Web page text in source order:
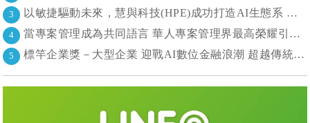
3 以敏捷驅動未來，慧與科技(HPE)成功打造AI生態系 大型敏捷(LeSS)海納百川，讓複雜變簡單
4 當專案管理成為共同語言 華人專案管理界最高榮耀引領的變革時代
5 標竿企業獎－大型企業 迎戰AI數位金融浪潮 超越傳統的組織再定義